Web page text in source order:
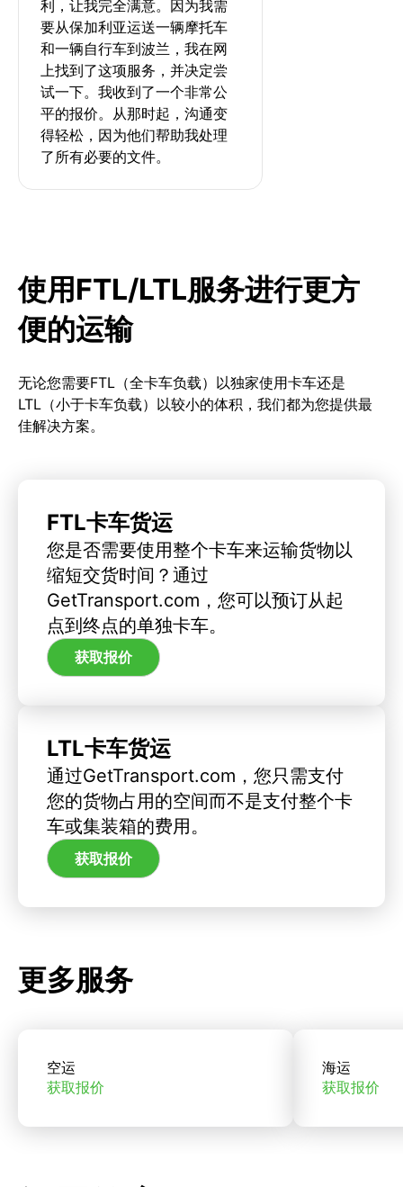
利，让我完全满意。因为我需
要从保加利亚运送一辆摩托车
和一辆自行车到波兰，我在网
上找到了这项服务，并决定尝
试一下。我收到了一个非常公
平的报价。从那时起，沟通变
得轻松，因为他们帮助我处理
了所有必要的文件。
使用FTL/LTL服务进行更方
便的运输
无论您需要FTL（全卡车负载）以独家使用卡车还是
LTL（小于卡车负载）以较小的体积，我们都为您提供最
佳解决方案。
FTL卡车货运
您是否需要使用整个卡车来运输货物以
缩短交货时间？通过
GetTransport.com，您可以预订从起
点到终点的单独卡车。
获取报价
LTL卡车货运
通过GetTransport.com，您只需支付
您的货物占用的空间而不是支付整个卡
车或集装箱的费用。
获取报价
更多服务
空运
获取报价
海运
获取报价